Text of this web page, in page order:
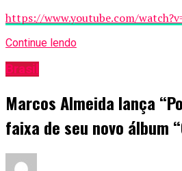
https://www.youtube.com/
Continue lendo
Brasil
Marcos Almeida lança
faixa de seu novo álbum